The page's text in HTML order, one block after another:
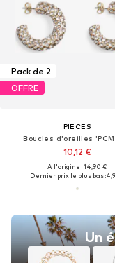
Pack de 2
OFFRE
PIECES
Boucles d'oreilles
10,12 €
À l'origine : 14,90 €
Dernier prix le plus bas :
Un